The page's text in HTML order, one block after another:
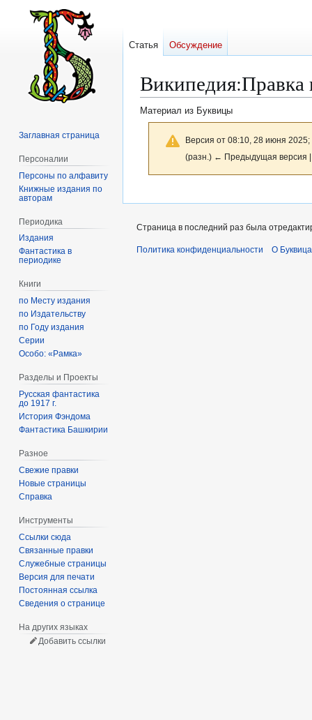
Википедия:Правка
Материал из Буквицы
Версия от 08:10, 28 июня 2025;
(разн.) ← Предыдущая версия
навигации
поиску
Статья Обсуждение
Заглавная страница
Персоналии
Персоны по алфавиту
Книжные издания по
авторам
Периодика
Издания
Фантастика в
периодике
Книги
по Месту издания
по Издательству
по Году издания
Серии
Особо: «Рамка»
Разделы и Проекты
Русская фантастика
до 1917 г.
История Фэндома
Фантастика Башкирии
Разное
Свежие правки
Новые страницы
Справка
Инструменты
Ссылки сюда
Связанные правки
Служебные страницы
Версия для печати
Постоянная ссылка
Сведения о странице
На других языках
Добавить ссылки
Страница в последний раз была
Политика конфиденциальности О Буквица